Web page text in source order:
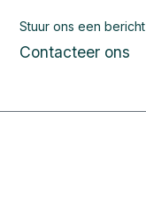
Stuur ons een bericht
Contacteer ons